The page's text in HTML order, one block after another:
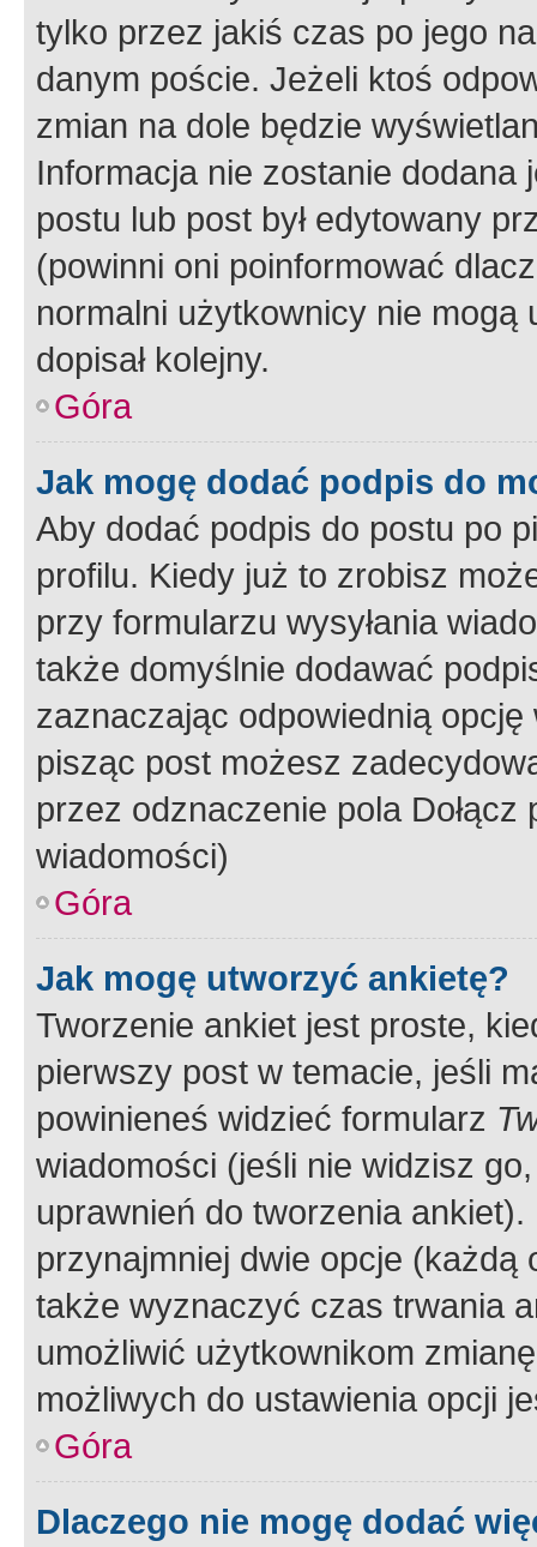
tylko przez jakiś czas po jego
danym poście. Jeżeli ktoś
zmian na dole będzie
Informacja nie zostanie dodana
postu lub post był edytowany
(powinni oni poinformować
normalni użytkownicy nie
dopisał kolejny.
Góra
Jak mogę dodać podpis do
Aby dodać podpis do postu po
profilu. Kiedy już to zrobisz
przy formularzu wysyłania
także domyślnie dodawać
zaznaczając odpowiednią
pisząc post możesz
przez odznaczenie pola
wiadomości)
Góra
Jak mogę utworzyć ankietę?
Tworzenie ankiet jest proste,
pierwszy post w temacie, jeśli
powinieneś widzieć formularz
wiadomości (jeśli nie widzisz
uprawnień do tworzenia
przynajmniej dwie opcje
także wyznaczyć czas trwania
umożliwić użytkownikom
możliwych do ustawienia opcji
Góra
Dlaczego nie mogę dodać